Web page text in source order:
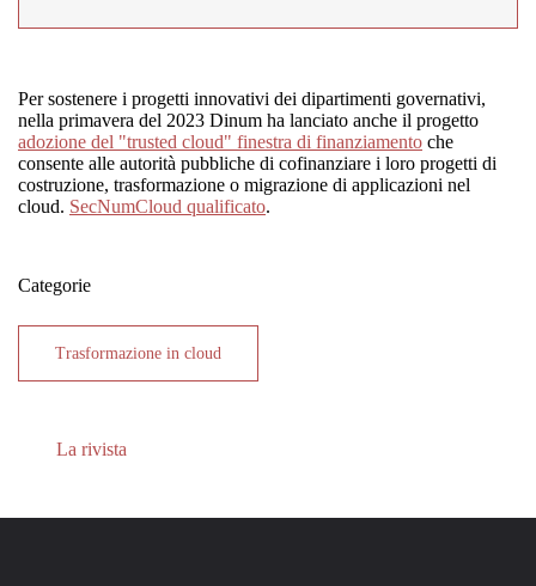
Per sostenere i progetti innovativi dei dipartimenti governativi,
nella primavera del 2023 Dinum ha lanciato anche il progetto
adozione del "trusted cloud" finestra di finanziamento che
consente alle autorità pubbliche di cofinanziare i loro progetti di
costruzione, trasformazione o migrazione di applicazioni nel
cloud. SecNumCloud qualificato.
Categorie
Trasformazione in cloud
La rivista